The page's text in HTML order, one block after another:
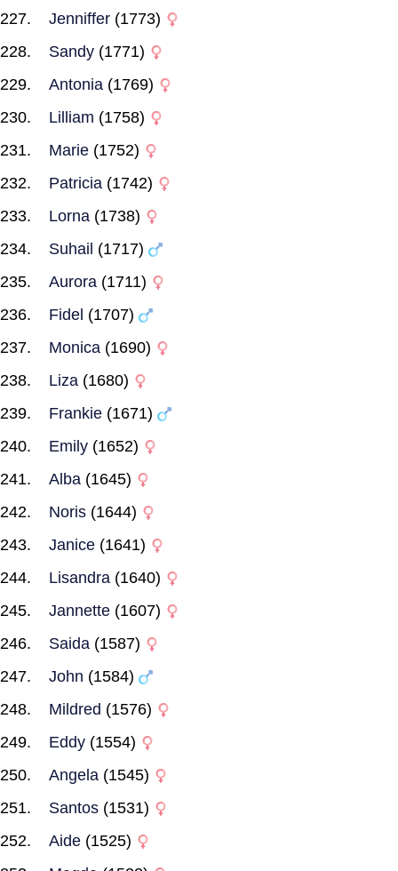
Jenniffer (1773)
Sandy (1771)
Antonia (1769)
Lilliam (1758)
Marie (1752)
Patricia (1742)
Lorna (1738)
Suhail (1717)
Aurora (1711)
Fidel (1707)
Monica (1690)
Liza (1680)
Frankie (1671)
Emily (1652)
Alba (1645)
Noris (1644)
Janice (1641)
Lisandra (1640)
Jannette (1607)
Saida (1587)
John (1584)
Mildred (1576)
Eddy (1554)
Angela (1545)
Santos (1531)
Aide (1525)